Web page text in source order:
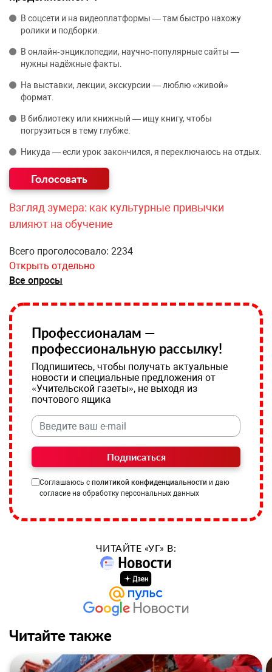
В соцсети и на видеоплатформы — там быстро нахожу
ролики и подборки.
В онлайн‑энциклопедии, научно‑популярные сайты —
нужны надёжные факты.
На выставки, лекции, экскурсии — люблю «живой»
формат.
В библиотеку или книжный — ищу книгу, чтобы
погрузиться в тему глубже.
Никуда — если урок закончился, я переключаюсь на отдых.
Взгляд зумера: как культурные привычки
влияют на обучение
Всего проголосовало: 2234
Открыть отдельно
Все опросы
Профессионалам —
профессиональную рассылку!
Подпишитесь, чтобы получать актуальные
новости и специальные предложения от
«Учительской газеты», не выходя из
почтового ящика
Подписаться
Соглашаюсь с политикой конфиденциальности и даю
согласие на обработку персональных данных
ЧИТАЙТЕ «УГ» В:
Читайте также